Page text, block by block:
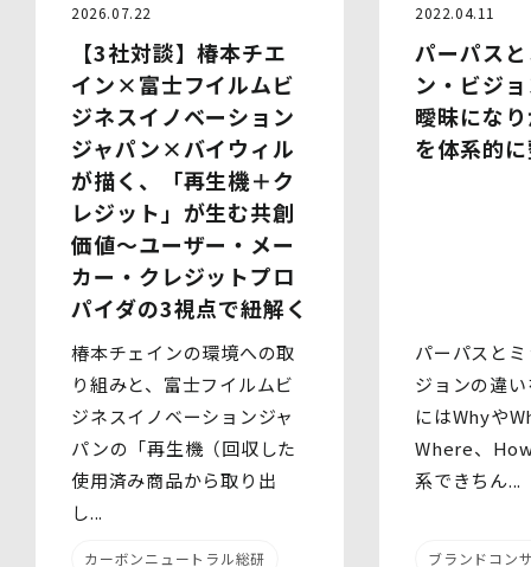
第三者に提供することはありません。
(1)提供先
イベント・セミナーの共催事業者
(2)提供される個人情報の内容
会社名・所属団体等の名称、所属名、役職名等の肩書、氏
名、住所、電話番号、メールアドレス、その他イベント・
セミナーを通じて取得した情報
(3)第三者提供の方法
電話、FAX、電子メール、郵送などの一般的な方法
(4)その他
上記の内容によらない個人情報の第三者提供を行う場合に
は、あらかじめ本人に対し個別具体的な内容を提示して同
意を得ます。
5.委託
当社は、上記利用目的の達成に必要な範囲内において、個
す。個人情報の取扱いを外部に委託する際は、十分な情報
管理水準を確保している委託先を選定するとともに、当該
委託先には必要かつ適切な監督を行います。
6.安全管理措置
2026.07.22
【3社対談】椿本チエ
イン×富士フイルムビ
ジネスイノベーション
ジャパン×バイウィル
が描く、「再生機＋ク
レジット」が生む共創
価値～ユーザー・メー
カー・クレジットプロ
パイダの3視点で紐解く
椿本チェインの環境への取
り組みと、富士フイルムビ
ジネスイノベーションジャ
パンの「再生機（回収した
使用済み商品から取り出
し...
カーボンニュートラル総研
2022.04.11
パーパス
ン・ビジ
曖昧にな
を体系的
パーパスと
ジョンの違
にはWhyや
Where、
系できちん...
ブランドコン